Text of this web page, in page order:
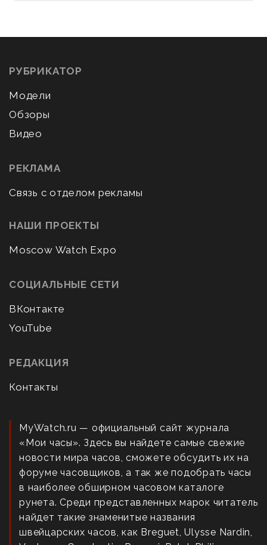
РУБРИКАТОР
Модели
Обзоры
Видео
РЕКЛАМА
Связь с отделом рекламы
НАШИ ПРОЕКТЫ
Moscow Watch Expo
СОЦИАЛЬНЫЕ СЕТИ
ВКонтакте
YouTube
РЕДАКЦИЯ
Контакты
MyWatch.ru — официальный сайт журнала
«Мои часы». Здесь вы найдете самые свежие
новости мира часов, сможете обсудить их на
форуме часовщиков, а так же подобрать часы
в наиболее обширном часовом каталоге
рунета. Среди представленных марок читатель
найдет такие знаменитые названия
швейцарских часов, как Breguet, Ulysse Nardin,